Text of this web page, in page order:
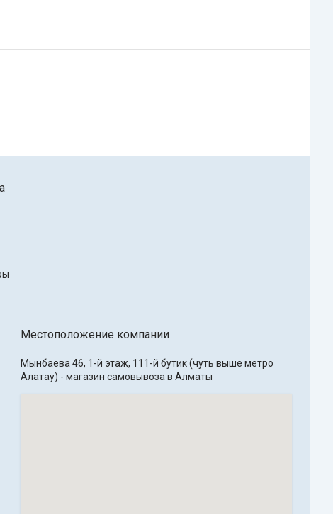
Местоположение компании
Мынбаева 46, 1-й этаж, 111-й бутик (чуть выше метро
Алатау) - магазин самовывоза в Алматы